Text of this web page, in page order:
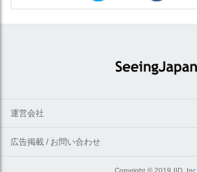
運営会社
広告掲載 / お問い合わせ
Copyright © 2019 IID, Inc.